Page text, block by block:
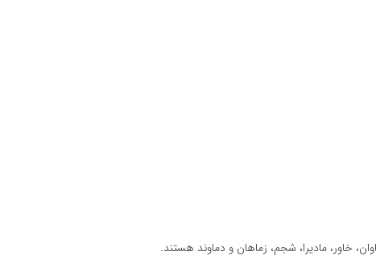
خاور، مادیرا، شجم، زماهان و دماوند هستند.